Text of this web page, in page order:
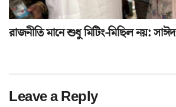
রাজনীতি মানে শুধু মিটিং-মিছিল নয়:
Leave a Reply